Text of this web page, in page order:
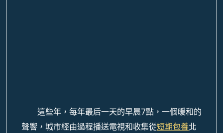
這些年，每年最后一天的早晨7點，一個暖和的
聲響，城市經由過程播送電視和收集從短期包養北